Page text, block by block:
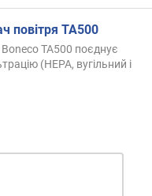
повітря TA500
TA500 поєднує
(HEPA, вугільний і